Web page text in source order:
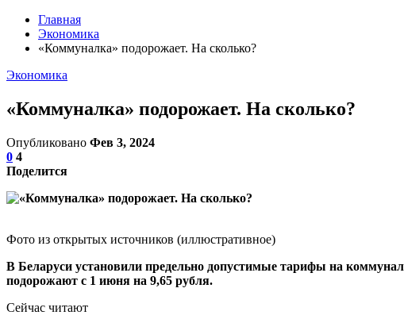
Главная
Экономика
«Коммуналка» подорожает. На сколько?
Экономика
«Коммуналка» подорожает. На сколько?
Опубликовано Фев 3, 2024
0 4
Поделится
Фото из открытых источников (иллюстративное)
В Беларуси установили предельно допустимые тарифы на
подорожают с 1 июня на 9,65 рубля.
Сейчас читают